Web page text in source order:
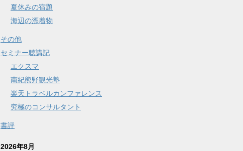
夏休みの宿題
海辺の漂着物
その他
セミナー聴講記
エクスマ
南紀熊野観光塾
楽天トラベルカンファレンス
究極のコンサルタント
書評
2026年8月